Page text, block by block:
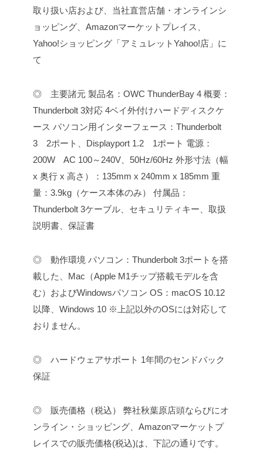
取り扱い店および、当社直営店舗・オンラインシ
ョッピング、Amazonマーケットプレイス、
Yahoo!ショッピング「アミュレットYahoo!店」に
て
◎ 主要諸元 製品名：OWC ThunderBay 4 概要：
Thunderbolt 3対応 4ベイ外付けハードディスクケ
ース パソコン用インターフェース：Thunderbolt
3 2ポート、Displayport 1.2 1ポート 電源：
200W AC 100～240V、50Hz/60Hz 外形寸法（幅
x 奥行 x 高さ）：135mm x 240mm x 185mm 重
量：3.9kg（ケース本体のみ）
付属品：
Thunderbolt 3ケーブル、セキュリティキー、取扱
説明書、保証書
◎ 動作環境 パソコン：Thunderbolt 3ポートを搭
載した、Mac（Apple M1チップ搭載モデルを含
む）およびWindowsパソコン OS：macOS 10.12
以降、Windows 10 ※上記以外のOSには対応して
おりません。
◎ ハードウェアサポート 1年間のセンドバック
保証
◎ 販売価格（税込）
弊社秋葉原店頭ならびにオ
ンライン・ショッピング、Amazonマーケットプ
レイスでの販売価格(税込)は、下記の通りです。